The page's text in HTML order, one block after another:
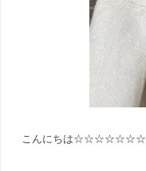
こんにちは☆☆☆☆☆☆☆